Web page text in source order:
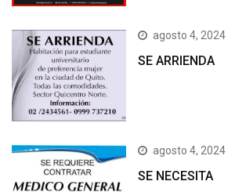
agosto 4, 2024
SE ARRIENDA
agosto 4, 2024
SE NECESITA